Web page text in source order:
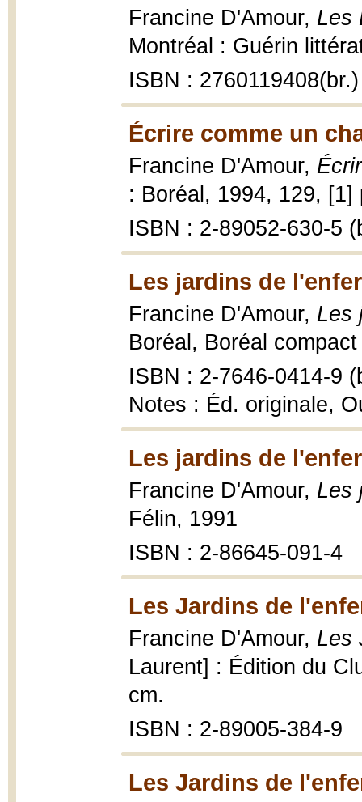
Francine D'Amour, Les
Montréal : Guérin
ISBN : 2760119408(br.)
Écrire comme un
Francine D'Amour,
: Boréal, 1994, 129, [1]
ISBN : 2-89052-630-5
Les jardins de
Francine D'Amour, Les
Boréal, Boréal
ISBN : 2-7646-0414-9
Notes : Éd. originale,
Les jardins de
Francine D'Amour, Les
Félin, 1991
ISBN : 2-86645-091-4
Les Jardins de
Francine D'Amour, Les
Laurent] : Édition du
cm.
ISBN : 2-89005-384-9
Les Jardins de